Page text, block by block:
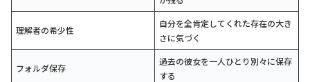
理解者の希少性
自分を全肯定してくれた存在の大き
さに気づく
フォルダ保存
過去の彼女を一人ひとり別々に保存
する